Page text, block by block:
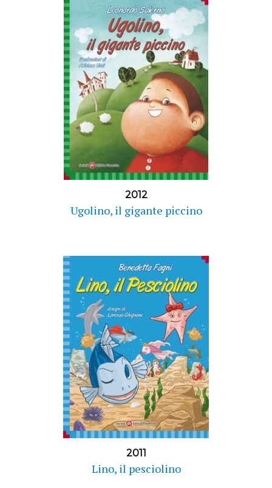
2012
Ugolino, il gigante piccino
2011
Lino, il pesciolino